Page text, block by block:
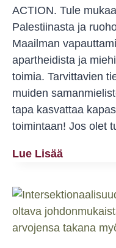
ACTION. Tule
Palestiinasta ja
Maailman
apartheidista ja
toimia. Tarvittavien
muiden
tapa kasvattaa
toimintaan! Jos olet
Lue Lisää